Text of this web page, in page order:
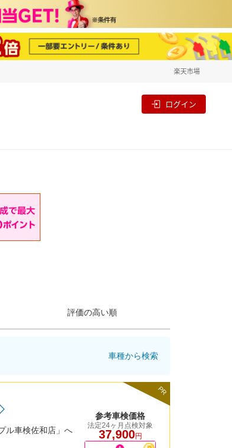
楽天市場
ログイン
評価の高い順
車種から検索
PR
ル車検佐和店」へ
参考車検価格
法定24ヶ月点検対象
37,900円